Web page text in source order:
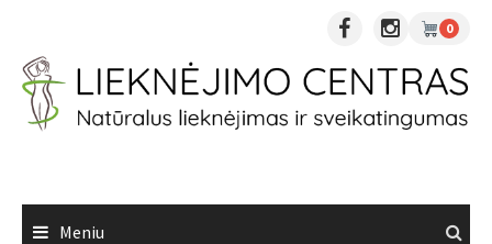
content
0
Meniu